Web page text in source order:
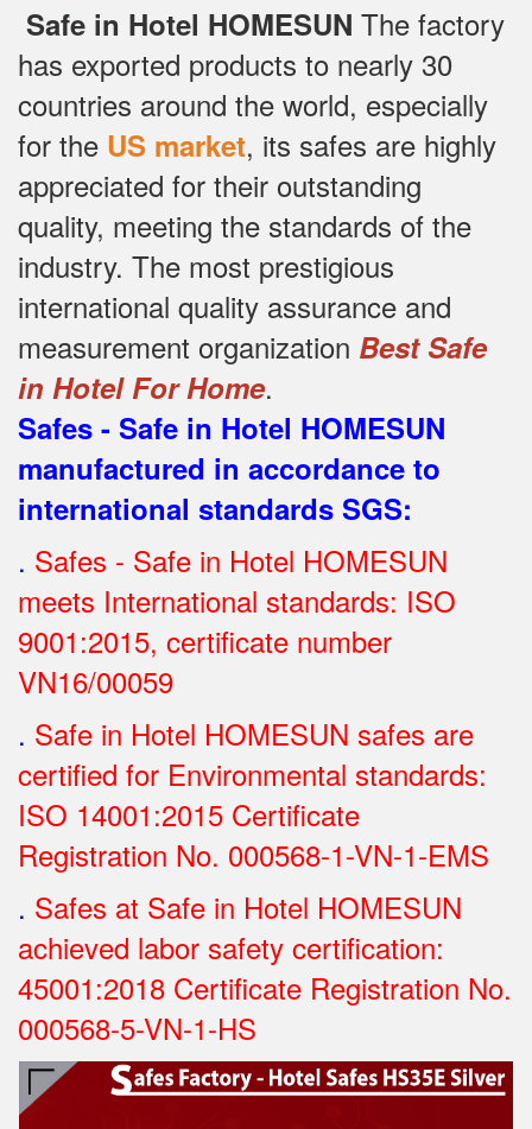
Safe in Hotel HOMESUN The factory
has exported products to nearly 30
countries around the world, especially
for the US market, its safes are highly
appreciated for their outstanding
quality, meeting the standards of the
industry. The most prestigious
international quality assurance and
measurement organization Best Safe
in Hotel For Home.
Safes - Safe in Hotel HOMESUN
manufactured in accordance to
international standards SGS:
. Safes - Safe in Hotel HOMESUN
meets International standards: ISO
9001:2015, certificate number
VN16/00059
. Safe in Hotel HOMESUN safes are
certified for Environmental standards:
ISO 14001:2015 Certificate
Registration No. 000568-1-VN-1-EMS
. Safes at Safe in Hotel HOMESUN
achieved labor safety certification:
45001:2018 Certificate Registration No.
000568-5-VN-1-HS